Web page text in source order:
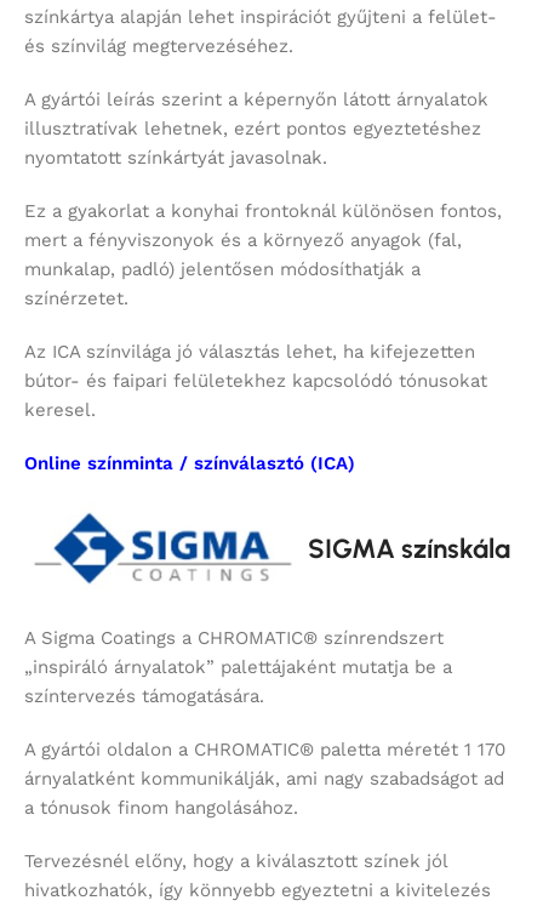
színkártya alapján lehet inspirációt gyűjteni a felület-
és színvilág megtervezéséhez.
A gyártói leírás szerint a képernyőn látott árnyalatok
illusztratívak lehetnek, ezért pontos egyeztetéshez
nyomtatott színkártyát javasolnak.
Ez a gyakorlat a konyhai frontoknál különösen fontos,
mert a fényviszonyok és a környező anyagok (fal,
munkalap, padló) jelentősen módosíthatják a
színérzetet.
Az ICA színvilága jó választás lehet, ha kifejezetten
bútor- és faipari felületekhez kapcsolódó tónusokat
keresel.
Online színminta / színválasztó (ICA)
SIGMA színskála
A Sigma Coatings a CHROMATIC® színrendszert
„inspiráló árnyalatok” palettájaként mutatja be a
színtervezés támogatására.
A gyártói oldalon a CHROMATIC® paletta méretét 1 170
árnyalatként kommunikálják, ami nagy szabadságot ad
a tónusok finom hangolásához.
Tervezésnél előny, hogy a kiválasztott színek jól
hivatkozhatók, így könnyebb egyeztetni a kivitelezés